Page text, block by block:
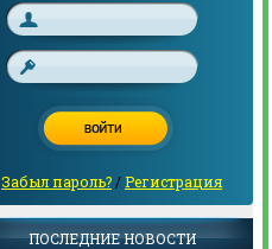
Забыл пароль? /Регистрация
ПОСЛЕДНИЕ НОВОСТИ